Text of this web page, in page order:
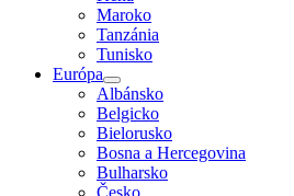
Maroko
Tanzánia
Tunisko
Európa
Albánsko
Belgicko
Bielorusko
Bosna a Hercegovina
Bulharsko